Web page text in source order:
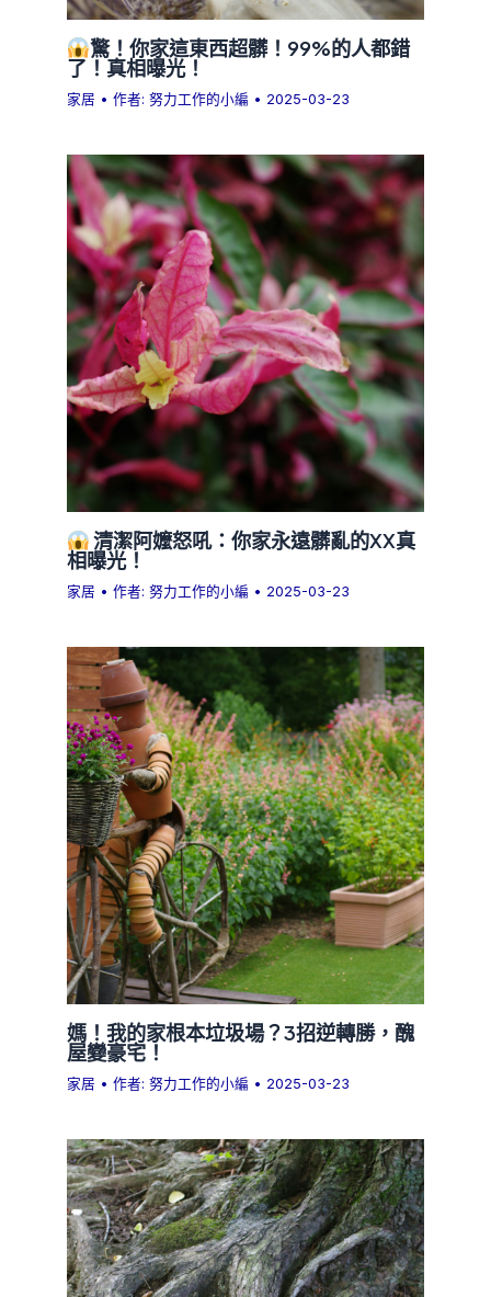
驚！你家這東西超髒！99%的人都錯
了！真相曝光！
家居 • 作者:努力工作的小編 • 2025-03-23
清潔阿嬤怒吼：你家永遠髒亂的XX真
相曝光！
家居 • 作者:努力工作的小編 • 2025-03-23
媽！我的家根本垃圾場？3招逆轉勝，醜
屋變豪宅！
家居 • 作者:努力工作的小編 • 2025-03-23